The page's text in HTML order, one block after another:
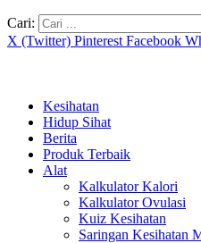
Cari:
X (Twitter) Pinterest Facebook
Kesihatan
Hidup Sihat
Berita
Produk Terbaik
Alat
Kalkulator Kalori
Kalkulator Ovulasi
Kuiz Kesihatan
Saringan Kesihatan